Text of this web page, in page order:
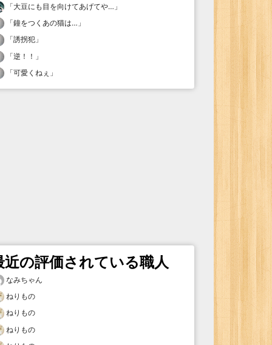
「大豆にも目を向けてあげてや… 」
「鐘をつくあの猫は… 」
「誘拐犯 」
「逆！！ 」
「可愛くねぇ 」
近の評価されている職人
なみちゃん
ねりもの
ねりもの
ねりもの